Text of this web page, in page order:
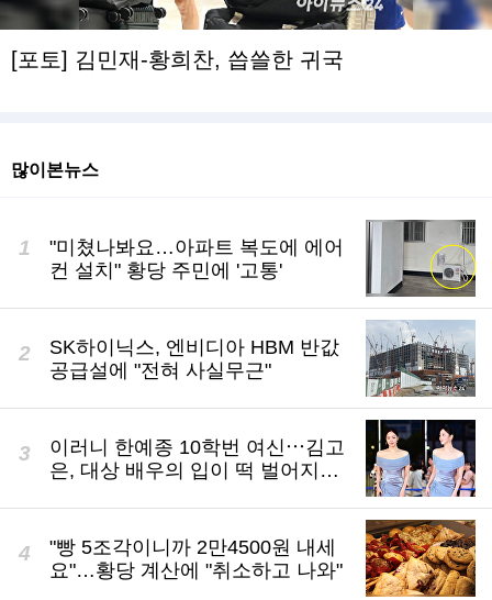
[포토] 김민재-황희찬, 씁쓸한 귀국
많이본뉴스
"미쳤나봐요…아파트 복도에 에어
컨 설치" 황당 주민에 '고통'
SK하이닉스, 엔비디아 HBM 반값
공급설에 "전혀 사실무근"
이러니 한예종 10학번 여신⋯김고
은, 대상 배우의 입이 떡 벌어지는
"빵 5조각이니까 2만4500원 내세
요"…황당 계산에 "취소하고 나와"